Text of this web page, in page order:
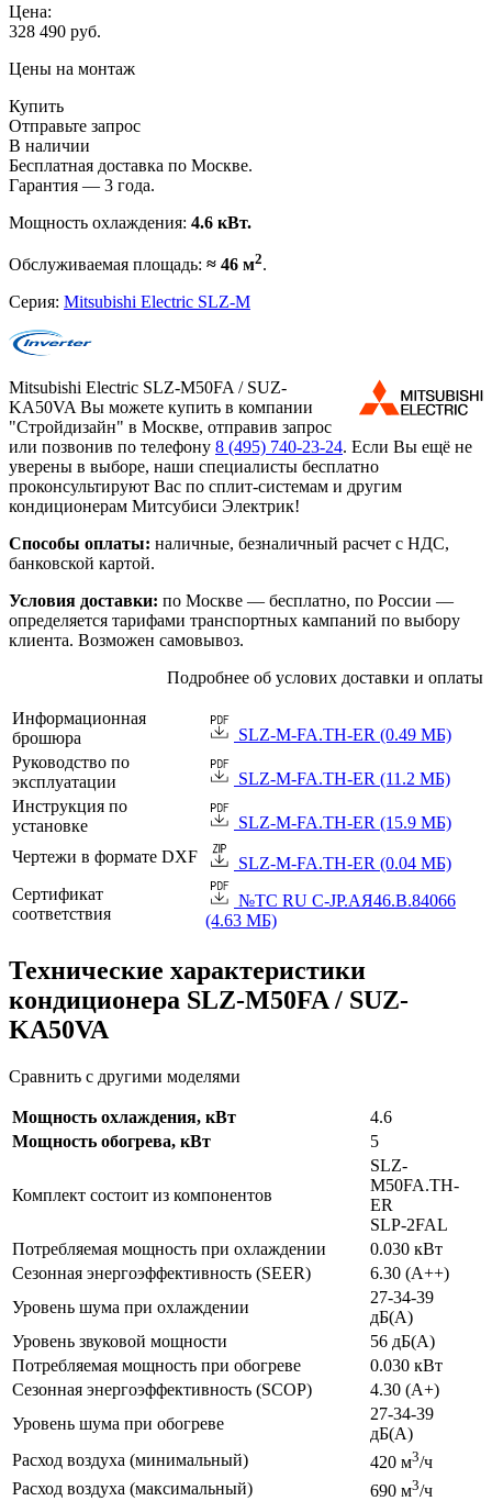
Цена:
328 490 руб.
Цены на монтаж
Купить
Отправьте запрос
В наличии
Бесплатная доставка по Москве.
Гарантия — 3 года.
Мощность охлаждения: 4.6 кВт.
Обслуживаемая площадь: ≈ 46 м2.
Серия: Mitsubishi Electric SLZ-M
Mitsubishi Electric SLZ-M50FA / SUZ-
KA50VA Вы можете купить в компании
"Стройдизайн" в Москве, отправив запрос
или позвонив по телефону 8 (495) 740-23-24. Если Вы ещё не
уверены в выборе, наши специалисты бесплатно
проконсультируют Вас по сплит-системам и другим
кондиционерам Митсубиси Электрик!
Способы оплаты: наличные, безналичный расчет с НДС,
банковской картой.
Условия доставки: по Москве — бесплатно, по России —
определяется тарифами транспортных кампаний по выбору
клиента. Возможен самовывоз.
Подробнее об услових доставки и оплаты
Информационная
брошюра
SLZ-M-FA.TH-ER (0.49 МБ)
Руководство по
эксплуатации
SLZ-M-FA.TH-ER (11.2 МБ)
Инструкция по
установке
SLZ-M-FA.TH-ER (15.9 МБ)
Чертежи в формате DXF
SLZ-M-FA.TH-ER (0.04 МБ)
Сертификат
соответствия
№TC RU C-JP.АЯ46.B.84066
(4.63 МБ)
Технические характеристики
кондиционера SLZ-M50FA / SUZ-
KA50VA
Сравнить с другими моделями
Мощность охлаждения, кВт
4.6
Мощность обогрева, кВт
5
Комплект состоит из компонентов
SLZ-
M50FA.TH-
ER
SLP-2FAL
Потребляемая мощность при охлаждении
0.030 кВт
Сезонная энергоэффективность (SEER)
6.30 (A++)
Уровень шума при охлаждении
27-34-39
дБ(А)
Уровень звуковой мощности
56 дБ(А)
Потребляемая мощность при обогреве
0.030 кВт
Сезонная энергоэффективность (SCOP)
4.30 (A+)
Уровень шума при обогреве
27-34-39
дБ(А)
Расход воздуха (минимальный)
420 м3/ч
Расход воздуха (максимальный)
690 м3/ч